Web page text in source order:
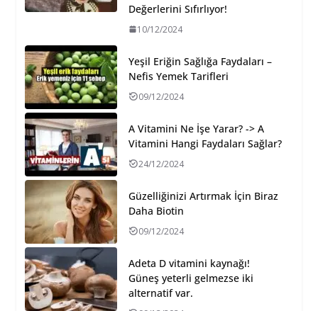
Değerlerini Sıfırlıyor!
10/12/2024
Yeşil Eriğin Sağlığa Faydaları –
Nefis Yemek Tarifleri
09/12/2024
A Vitamini Ne İşe Yarar? -> A
Vitamini Hangi Faydaları Sağlar?
24/12/2024
Güzelliğinizi Artırmak İçin Biraz
Daha Biotin
09/12/2024
Adeta D vitamini kaynağı!
Güneş yeterli gelmezse iki
alternatif var.